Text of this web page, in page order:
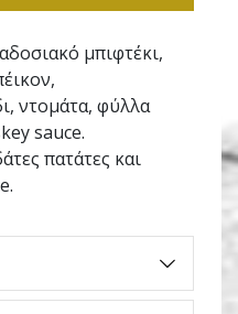
μπιφτέκι,
ντομάτα, φύλλα
sauce.
πατάτες και